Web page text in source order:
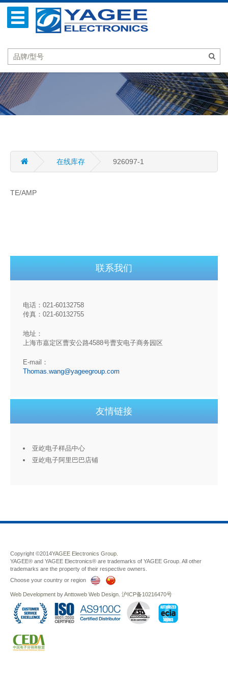
在线库存 926097-1
TE/AMP
联系我们
电话：021-60132758
传真：021-60132755
地址：
上海市嘉定区曹安公路4588号曹安电子商务园区
E-mail：
Thomas.wang@yageegroup.com
友情链接
亚屹电子样品中心
亚屹电子阿里巴巴店铺
Copyright ©2014YAGEE Electronics Group.
YAGEE® and YAGEE Electronics® are trademarks of YAGEE Group. All other
trademarks are the property of their respective owners.
Choose your country or region
Web Development byAnttoweb Web Design 沪ICP备10216470号